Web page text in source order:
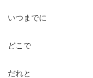
いつまでに
どこで
だれと